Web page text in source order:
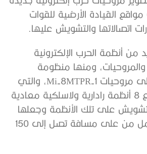
القيادة الأرضية للقوات
اتصالاتها والتشويش عليها.
من أنظمة الحرب الإلكترونية
ومنها منظومة
“ريتشاغ” المركبة على مروحيات Mi-8MTPR-1، والتي
بإمكانها التعامل مع 8 أنظمة رادارية ولاسلكية معادية
على تلك الأنظمة وجعلها
غير قادرة على العمل من على مسافة تصل إلى 150